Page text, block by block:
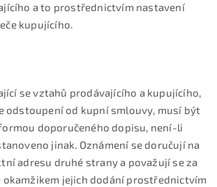
a to prostřednictvím nastavení
kupujícího.
se vztahů prodávajícího a kupujícího,
odstoupení od kupní smlouvy, musí být
doporučeného dopisu, není-li
jinak. Oznámení se doručují na
adresu druhé strany a považují se za
okamžikem jejich dodání prostřednictvím